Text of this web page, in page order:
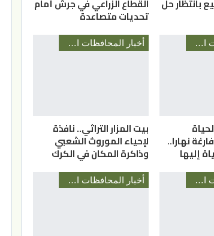
6 أسابيع بانتظار حل القطاع الزراعي في جرش أمام
تحديات متصاعدة
أخبار المحافظات الأردنية
نهارا..
إليها
أخبار المحافظات الأردنية
بيت المزار التراثي.. نافذة
لإحياء الموروث الشعبي
وذاكرة المكان في الكرك
أخبار المحافظات الأردنية أخبار المحافظات الأردنية